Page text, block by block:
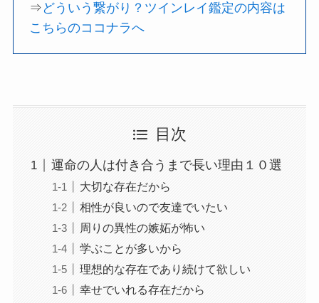
⇒ どういう繋がり？ツインレイ鑑定の内容は
こちらのココナラへ
目次
運命の人は付き合うまで長い理由１０選
大切な存在だから
相性が良いので友達でいたい
周りの異性の嫉妬が怖い
学ぶことが多いから
理想的な存在であり続けて欲しい
幸せでいれる存在だから